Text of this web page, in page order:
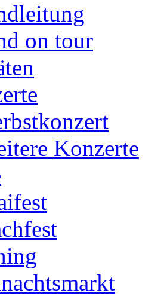
on tour
Konzerte